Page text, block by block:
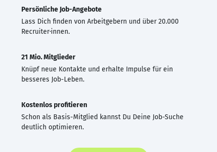
Persönliche Job-Angebote
Lass Dich finden von Arbeitgebern und über 20.000
Recruiter·innen.
21 Mio. Mitglieder
Knüpf neue Kontakte und erhalte Impulse für ein
besseres Job-Leben.
Kostenlos profitieren
Schon als Basis-Mitglied kannst Du Deine Job-Suche
deutlich optimieren.